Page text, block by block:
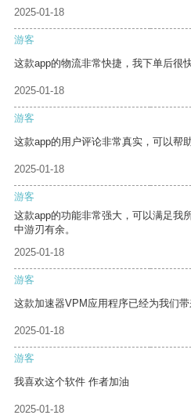
2025-01-18
游客
这款app的物流非常快捷，我下单后很
2025-01-18
游客
这款app的用户评论非常真实，可以帮
2025-01-18
游客
这款app的功能非常强大，可以满足我
中游刃有余。
2025-01-18
游客
这款加速器VPM应用程序已经为我们带
2025-01-18
游客
我喜欢这个软件 作者加油
2025-01-18